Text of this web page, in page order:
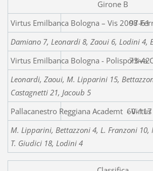
Girone B
Virtus
97-61
Damiano 7, Leonardi 8, Zaoui 6, Lodini 4,
Virtus Emilbanca Bologna - Polisportiva
73-42
Leonardi, Zaoui, M. Lipparini 15,
Castagnetti 21, Jacoub 5
Pallacanestro Reggiana Academt -60-117
M. Lipparini, Bettazzoni 4, L. Franzoni 10,
T. Giudici 18, Lodini 4